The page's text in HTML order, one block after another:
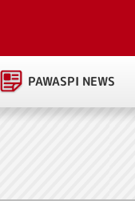
PAWASPI NEWS